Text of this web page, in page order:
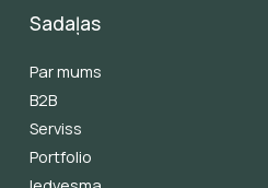
Sadaļas
Par mums
B2B
Serviss
Portfolio